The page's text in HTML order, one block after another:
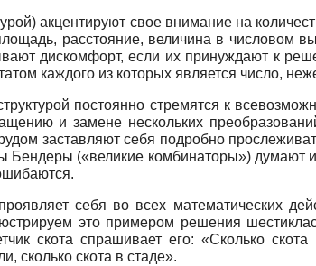
акцентируют свое внимание на
расстояние, величина в числовом
дискомфорт, если их принуждают к
каждого из которых является число,
постоянно стремятся к
и замене нескольких
заставляют себя подробно
Бендеры («великие комбинаторы») думают
себя во всех математических
это примером решения
скота спрашивает его: «Сколько
сколько скота в стаде».